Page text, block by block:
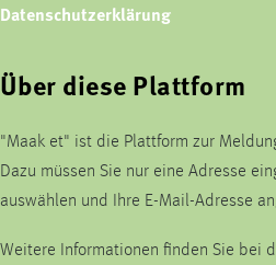
Datenschutzerklärung
Über diese Plattform
"Maak et" ist die Plattform zur
Dazu müssen Sie nur eine Adresse
auswählen und Ihre E-Mail-Adresse
Weitere Informationen finden Sie bei